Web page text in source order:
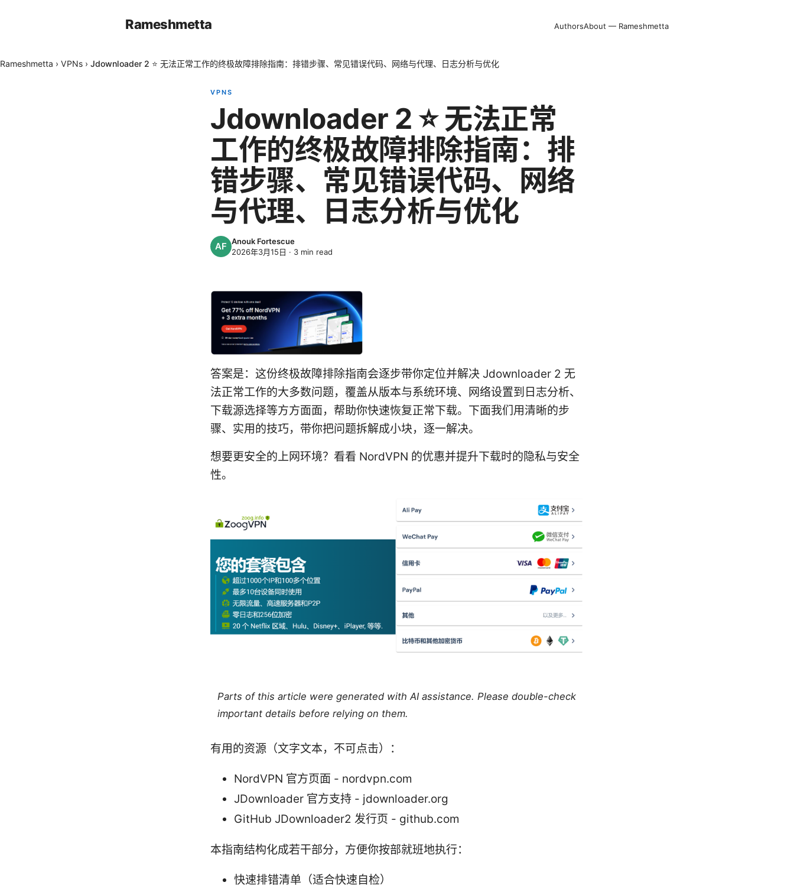
Rameshmetta AuthorsAbout — Rameshmetta
Rameshmetta › VPNs › Jdownloader 2 ⭐ 无法正常工作的终极故障排除指南：排错步骤、常见错误代码、网络与代理、日志分析与优化
VPNS
Jdownloader 2 ⭐ 无法正常
工作的终极故障排除指南：排
错步骤、常见错误代码、网络
与代理、日志分析与优化
Anouk Fortescue
2026年3月15日 · 3 min read
答案是：这份终极故障排除指南会逐步带你定位并解决 Jdownloader 2 无
法正常工作的大多数问题，覆盖从版本与系统环境、网络设置到日志分析、
下载源选择等方方面面，帮助你快速恢复正常下载。下面我们用清晰的步
骤、实用的技巧，带你把问题拆解成小块，逐一解决。
想要更安全的上网环境？看看 NordVPN 的优惠并提升下载时的隐私与安全
性。
Parts of this article were generated with AI assistance. Please double-check
important details before relying on them.
有用的资源（文字文本，不可点击）：
NordVPN 官方页面 - nordvpn.com
JDownloader 官方支持 - jdownloader.org
GitHub JDownloader2 发行页 - github.com
本指南结构化成若干部分，方便你按部就班地执行：
快速排错清单（适合快速自检）